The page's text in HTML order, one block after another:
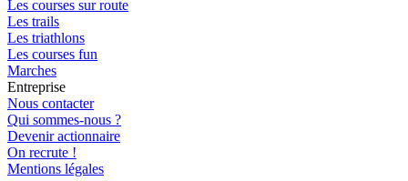
Les courses sur route
Les trails
Les triathlons
Les courses fun
Marches
Entreprise
Nous contacter
Qui sommes-nous ?
Devenir actionnaire
On recrute !
Mentions légales